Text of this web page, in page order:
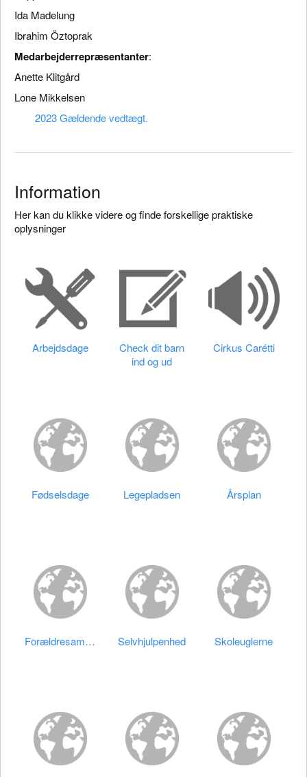
Ida Madelung
Ibrahim Öztoprak
Medarbejderrepræsentanter:
Anette Klitgård
Lone Mikkelsen
2023 Gældende vedtægt.
Information
Her kan du klikke videre og finde forskellige praktiske
oplysninger
Arbejdsdage
Check dit barn
ind og ud
Cirkus Carétti
Fødselsdage Legepladsen Årsplan
Forældresamtaler Selvhjulpenhed Skoleuglerne